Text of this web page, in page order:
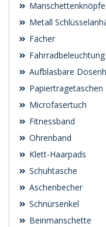
Manschettenknöpfe
Metall
Fächer
Aufblasbare
Papiertragetaschen
Microfasertuch
Fitnessband
Ohrenband
Klett-Haarpads
Schuhtasche
Aschenbecher
Schnürsenkel
Beinmanschette